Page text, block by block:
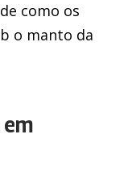
como os
o manto da